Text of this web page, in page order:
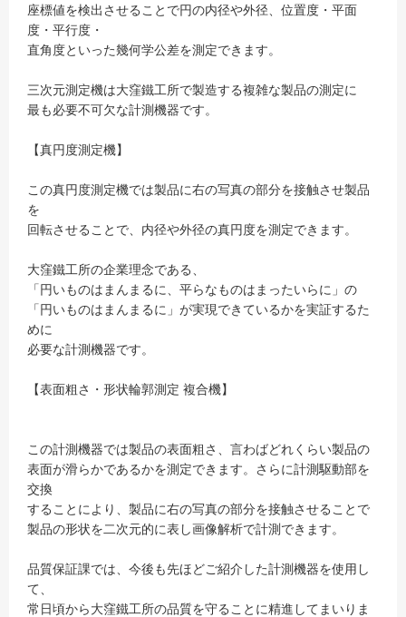
座標値を検出させることで円の内径や外径、位置度・平面
度・平行度・
直角度といった幾何学公差を測定できます。
三次元測定機は大窪鐵工所で製造する複雑な製品の測定に
最も必要不可欠な計測機器です。
【真円度測定機】
この真円度測定機では製品に右の写真の部分を接触させ製品
を
回転させることで、内径や外径の真円度を測定できます。
大窪鐵工所の企業理念である、
「円いものはまんまるに、平らなものはまったいらに」の
「円いものはまんまるに」が実現できているかを実証するた
めに
必要な計測機器です。
【表面粗さ・形状輪郭測定 複合機】
この計測機器では製品の表面粗さ、言わばどれくらい製品の
表面が滑らかであるかを測定できます。さらに計測駆動部を
交換
することにより、製品に右の写真の部分を接触させることで
製品の形状を二次元的に表し画像解析で計測できます。
品質保証課では、今後も先ほどご紹介した計測機器を使用し
て、
常日頃から大窪鐵工所の品質を守ることに精進してまいりま